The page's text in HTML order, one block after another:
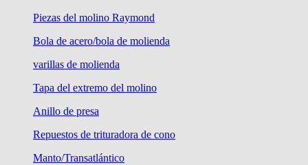
Piezas del molino Raymond
Bola de acero/bola de molienda
varillas de molienda
Tapa del extremo del molino
Anillo de presa
Repuestos de trituradora de cono
Manto/Transatlántico